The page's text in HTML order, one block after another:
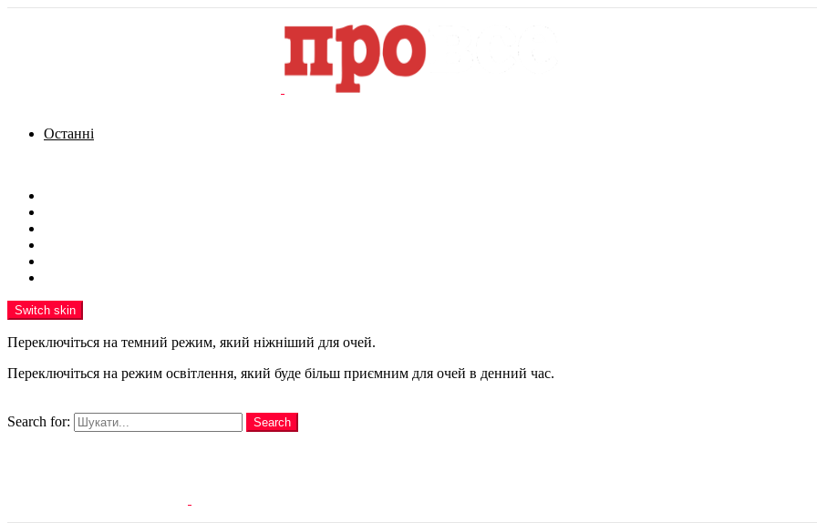
Останні
Switch skin
Переключіться на темний режим, який ніжніший для очей.
Переключіться на режим освітлення, який буде більш приємним для очей в денний час.
Search for:
Search